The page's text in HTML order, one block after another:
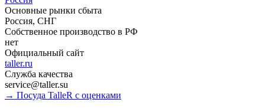
Основные рынки сбыта
Россия, СНГ
Собственное производство в РФ
нет
Официальный сайт
taller.ru
Служба качества
service@taller.su
→ Посуда TalleR с оценками